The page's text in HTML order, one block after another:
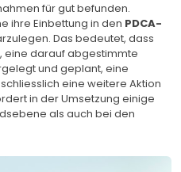
für gut befunden.
ihre Einbettung in den PDCA-
Das bedeutet, dass
eine darauf abgestimmte
und geplant, eine
eine weitere Aktion
in der Umsetzung einige
als auch bei den